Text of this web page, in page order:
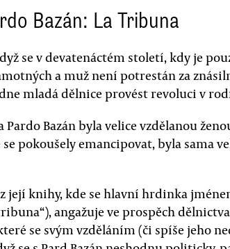
Bazán: La Tribuna
se v devatenáctém století, kdy je
a muž není potrestán za
mladá dělnice provést revoluci v
Bazán byla velice vzdělanou
se pokoušely emancipovat, byla sama
její knihy, kde se hlavní hrdinka
angažuje ve prospěch
se svým vzděláním (či spíše jeho